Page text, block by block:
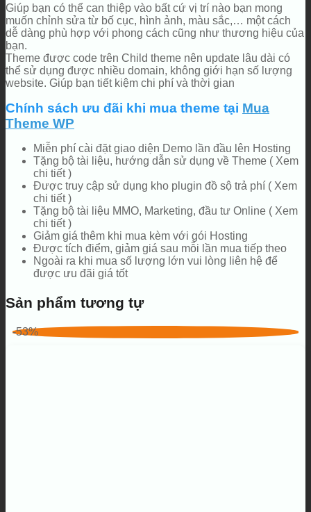
Giúp bạn có thể can thiệp vào bất cứ vị trí nào bạn mong
muốn chỉnh sửa từ bố cục, hình ảnh, màu sắc,… một cách
dễ dàng phù hợp với phong cách cũng như thương hiệu của
bạn.
Theme được code trên Child theme nên update lâu dài có
thể sử dụng được nhiều domain, không giới hạn số lượng
website. Giúp bạn tiết kiệm chi phí và thời gian
Chính sách ưu đãi khi mua theme tại Mua
Theme WP
Miễn phí cài đặt giao diện Demo lần đầu lên Hosting
Tặng bộ tài liệu, hướng dẫn sử dụng về Theme ( Xem
chi tiết )
Được truy cập sử dụng kho plugin đồ sộ trả phí ( Xem
chi tiết )
Tặng bộ tài liệu MMO, Marketing, đầu tư Online ( Xem
chi tiết )
Giảm giá thêm khi mua kèm với gói Hosting
Được tích điểm, giảm giá sau mỗi lần mua tiếp theo
Ngoài ra khi mua số lượng lớn vui lòng liên hệ để
được ưu đãi giá tốt
Sản phẩm tương tự
-53%